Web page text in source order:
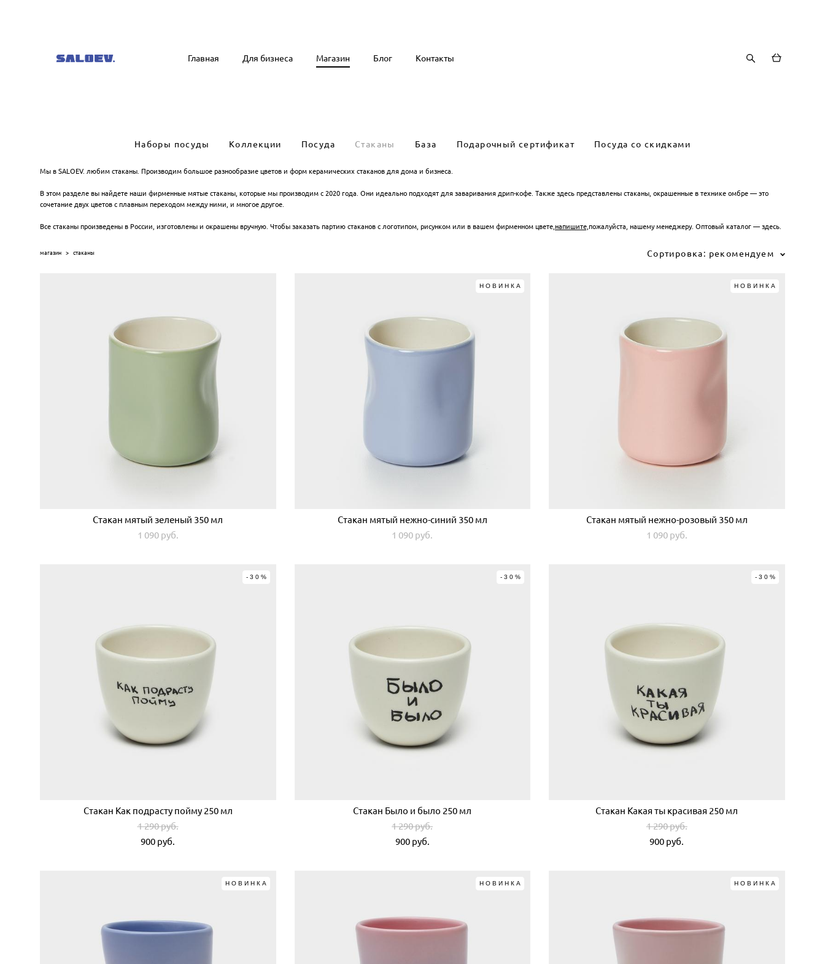
Главная Для бизнеса Магазин Блог Контакты
Главная Для бизнеса Магазин Блог Контакты
Наборы посуды Коллекции Посуда Стаканы База Подарочный сертификат Посуда со скидками
Мы в SALOEV. любим стаканы. Производим большое разнообразие цветов и форм керамических стаканов для дома и бизнеса.
В этом разделе вы найдете наши фирменные мятые стаканы, которые мы производим с 2020 года. Они идеально подходят для заваривания дрип-кофе. Также здесь представлены стаканы, окрашенные в технике омбре — это
сочетание двух цветов с плавным переходом между ними, и многое другое.
Все стаканы произведены в России, изготовлены и окрашены вручную. Чтобы заказать партию стаканов с логотипом, рисунком или в вашем фирменном цвете, напишите, пожалуйста, нашему менеджеру. Оптовый каталог — здесь.
магазин > стаканы Сортировка: рекомендуем
Стакан мятый зеленый 350 мл
1 090 pуб.
НОВИНКА
Стакан мятый нежно-синий 350 мл
1 090 pуб.
НОВИНКА
Стакан мятый нежно-розовый 350 мл
1 090 pуб.
-30%
Стакан Как подрасту пойму 250 мл
1 290 pуб.
900 pуб.
-30%
Стакан Было и было 250 мл
1 290 pуб.
900 pуб.
-30%
Стакан Какая ты красивая 250 мл
1 290 pуб.
900 pуб.
НОВИНКА НОВИНКА НОВИНКА